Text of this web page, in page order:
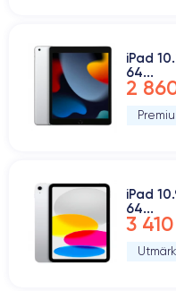
iPad
64...
2
iPad
64...
3